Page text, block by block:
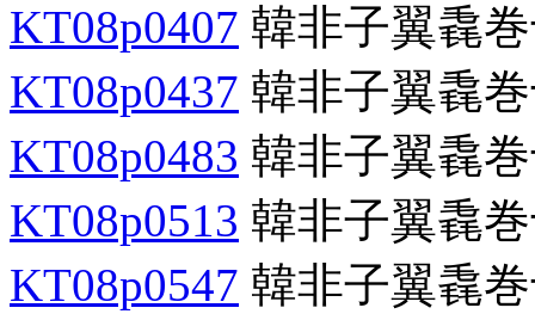
KT08p0407 韓非子翼毳
KT08p0437 韓非子翼毳
KT08p0483 韓非子翼毳
KT08p0513 韓非子翼毳
KT08p0547 韓非子翼毳